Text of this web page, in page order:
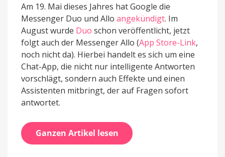
Am 19. Mai dieses Jahres hat Google die
Messenger Duo und Allo angekündigt. Im
August wurde Duo schon veröffentlicht, jetzt
folgt auch der Messenger Allo (App Store-Link,
noch nicht da). Hierbei handelt es sich um eine
Chat-App, die nicht nur intelligente Antworten
vorschlägt, sondern auch Effekte und einen
Assistenten mitbringt, der auf Fragen sofort
antwortet.
Ganzen Artikel lesen